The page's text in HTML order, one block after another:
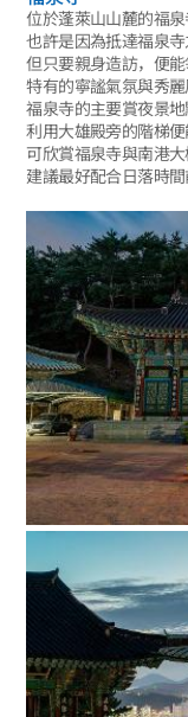
位於蓬萊山山麓的福泉
也許是因為抵達福泉
但只要親身造訪，便
特有的寧謐氣氛與秀
福泉寺的主要賞夜景地
利用大雄殿旁的階梯
可欣賞福泉寺與南港大
建議最好配合日落時間